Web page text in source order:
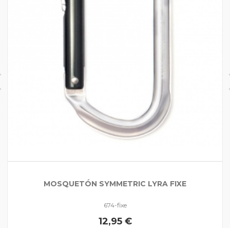
MOSQUETÓN SYMMETRIC LYRA FIXE
674-fixe
12,95 €